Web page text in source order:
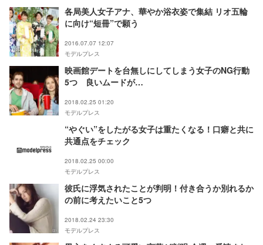
各局美人女子アナ、華やか浴衣姿で集結 リオ五輪
に向け“短冊”で願う
2016.07.07 12:07
モデルプレス
映画館デートを台無しにしてしまう女子のNG行動
5つ 良いムードが…
2018.02.25 01:20
モデルプレス
“やぐい”をしたがる女子は重たくなる！口癖と共に
共通点をチェック
2018.02.25 00:00
モデルプレス
彼氏に浮気されたことが判明！付き合うか別れるか
の前に考えたいこと5つ
2018.02.24 23:30
モデルプレス